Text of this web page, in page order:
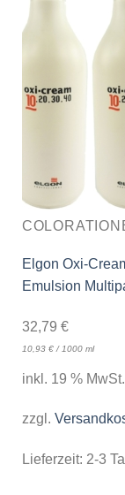
Elgon Oxi-
Emulsion
32,79 €
10,93 €/ 1000 ml
inkl. 19 % MwSt.
zzgl.
Lieferzeit: 2-3